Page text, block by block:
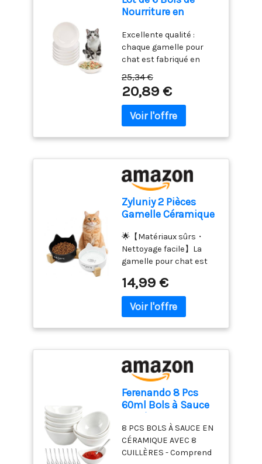
température. Plusieurs
Les thermometre
cuisson à lecture
instantanée ont des
peuvent être facilement
accrochés à des
crochets ou à des
cordes de cuisine ; le
des dommages
physiques, et il peut
également être clipsé
dans votre poche pour
un transport facile.
TempPro ! TempPro
conserve la même
mission, la même
structure opérationnelle
et les mêmes produits
que ThermoPro ; vous
pourrez donc recevoir un
produit de marque
pivote
automatiquement en
le thermomètre
numérique est tenu, ce
qui vous permet de lire
les chiffres dans
n'importe quelle
direction, ce qui est
pratique pour les
droitiers comme pour
les gauchers
Fonction de verrouillage,
vous pouvez « HOLD » la
valeur de la
thermomètre de cuisine
sur l'écran pour lire la
température loin de la
source de chaleur ;
Fonction on/off
intelligente, la sonde du
se ferme
automatiquement
lorsque vous dépliez ou
utilisé pendant 10
minutes, il s'éteint
automatiquement pour
économiser
intelligemment l'énergie
ULTRA-FINE ET EXTRA-
LONGUE : La sonde du
thermomètre est
Nourriture en
Chat – Larges et Peu
Profondes pour
soulager la Fatigue
des Moustaches –
Assiettes Plates –
Passe au Micro-
Ondes et au Lave-
Vaisselle – 150 g –
14,3 cm
Excellente qualité :
chaque gamelle pour
chat est fabriqué en
alimentaire de qualité
supérieure qui est cuite
à haute température,
robuste et durable, sans
sans danger. Moustache
sans stress : 14,3 cm de
diamètre et 3,6 cm de
hauteur. Le bol pour chat
avec un design large et
peu profond permet à
vos chatons d'obtenir
facilement de la
nourriture, ce qui évite la
fatigue des moustaches
et garde son visage
Polyvalent : Venez en 6
pièces, vous permettant
de nourrir plusieurs
aliments secs, des
aliments humides, des
aliments crus, des
aliments en conserve,
de l'eau, du lait pour
animaux de compagnie
et des collations pour
chats. Facile à nettoyer
25,34 €
20,89 €
Zyluniy 2 Pièces
Gamelle Céramique
Petit Chien | Bol
Nourriture et Eau
Anti-Moustaches,
Facile à Nettoyer |
Design Large et Peu
Profond | Surface
Lisse, Compatible
Lave-Vaisselle
🌟【Matériaux sûrs・
Nettoyage facile】La
gamelle pour chat est
haut de gamme
résistante aux chocs,
durable et lavable au
naturel offrant une
excellente résistance à
l'eau, elle vous garantit
une tranquillité d'esprit
lorsqu'elle est en
contact avec la
nourriture de votre
animal. 🌟【Stabilité
antidérapante・
Protection contre les
14,99 €
Ferenando 8 Pcs
60ml Bols à Sauce
8 Cuillères, Blanc
8 PCS BOLS À SAUCE EN
CÉRAMIQUE AVEC 8
CUILLÈRES - Comprend